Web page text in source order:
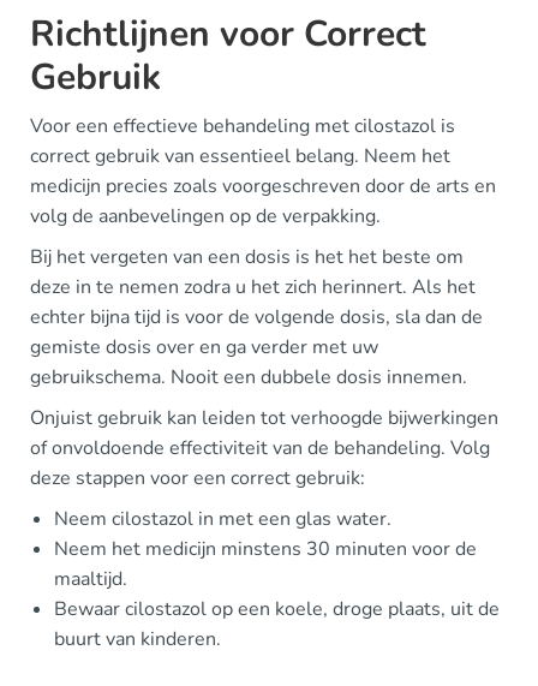
Richtlijnen voor Correct
Gebruik
Voor een effectieve behandeling met cilostazol is
correct gebruik van essentieel belang. Neem het
medicijn precies zoals voorgeschreven door de arts en
volg de aanbevelingen op de verpakking.
Bij het vergeten van een dosis is het het beste om
deze in te nemen zodra u het zich herinnert. Als het
echter bijna tijd is voor de volgende dosis, sla dan de
gemiste dosis over en ga verder met uw
gebruikschema. Nooit een dubbele dosis innemen.
Onjuist gebruik kan leiden tot verhoogde bijwerkingen
of onvoldoende effectiviteit van de behandeling. Volg
deze stappen voor een correct gebruik:
Neem cilostazol in met een glas water.
Neem het medicijn minstens 30 minuten voor de
maaltijd.
Bewaar cilostazol op een koele, droge plaats, uit de
buurt van kinderen.